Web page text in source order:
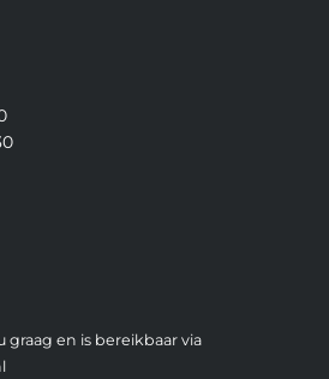
en is bereikbaar via